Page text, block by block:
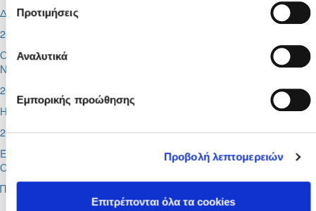
Προτιμήσεις
Αναλυτικά
Εμπορικής προώθησης
Προβολή λεπτομερειών
Επιτρέπονται όλα τα cookies
Διαιτητές φιλικών αγώνων
2026-08-05
Οι προπονητές των Εθνικών Ομάδων Γυναικών, Futsal και
Νεανίδων Κ-19
2026-08-05
Η σύνθεση των Δικαστικών Σωμάτων της ΚΟΠ
2026-08-05
Έχασαν και θα παίξουν στο μικρό τελικό Apollon Ladies και
Ομόνοια Λευκωσίας
Περισσότερα
Αχαιών 10 2413 - Έγκωμη Λευκωσία Κύπρος